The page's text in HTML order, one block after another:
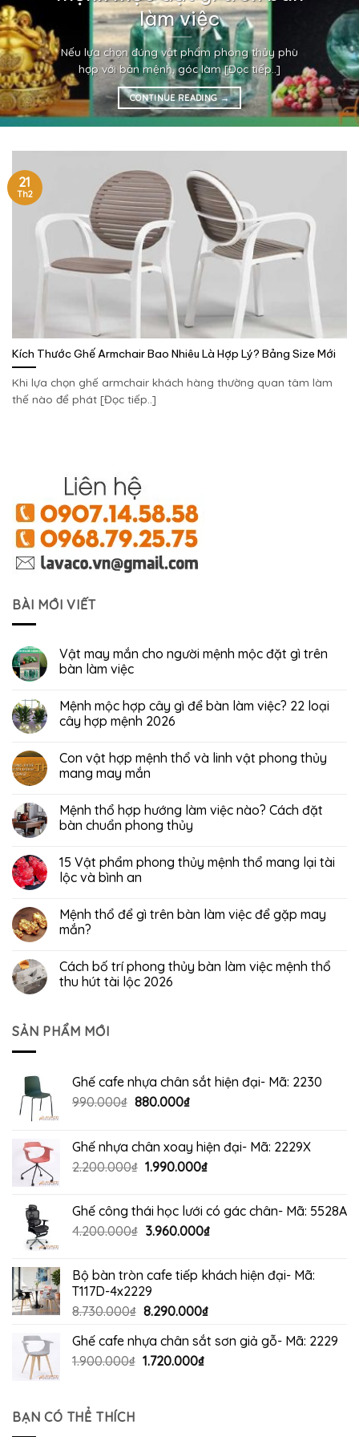
làm việc
Nếu lựa chọn đúng vật phẩm phong thủy phù
hợp với bản mệnh, góc làm [Đọc tiếp..]
CONTINUE READING→
Kích Thước Ghế Armchair Bao Nhiêu Là Hợp Lý? Bảng Size Mới
Khi lựa chọn ghế armchair khách hàng thường quan tâm làm
thế nào để phát [Đọc tiếp..]
21
Th2
BÀI MỚI VIẾT
Vật may mắn cho người mệnh mộc đặt gì trên
bàn làm việc
Mệnh mộc hợp cây gì để bàn làm việc? 22 loại
cây hợp mệnh 2026
Con vật hợp mệnh thổ và linh vật phong thủy
mang may mắn
Mệnh thổ hợp hướng làm việc nào? Cách đặt
bàn chuẩn phong thủy
15 Vật phẩm phong thủy mệnh thổ mang lại tài
lộc và bình an
Mệnh thổ để gì trên bàn làm việc để gặp may
mắn?
Cách bố trí phong thủy bàn làm việc mệnh thổ
thu hút tài lộc 2026
SẢN PHẨM MỚI
Ghế cafe nhựa chân sắt hiện đại- Mã: 2230
990.000₫ Giá
990.000₫.
880.000₫Giá
là:
880.000₫.
Ghế nhựa chân xoay hiện đại- Mã: 2229X
2.200.000₫ Giá
2.200.000₫.
1.990.000₫Giá
là:
1.990.000₫.
Ghế công thái học lưới có gác chân- Mã: 5528A
4.200.000₫ Giá
4.200.000₫.
3.960.000₫Giá
là:
Bộ bàn tròn cafe tiếp khách hiện đại- Mã:
T117D-4x2229
8.730.000₫ Giá
là:
8.730.000₫.
8.290.000₫Giá
tại
Ghế cafe nhựa chân sắt sơn giả gỗ- Mã: 2229
1.900.000₫ Giá
1.720.000₫Giá
BẠN CÓ THỂ THÍCH